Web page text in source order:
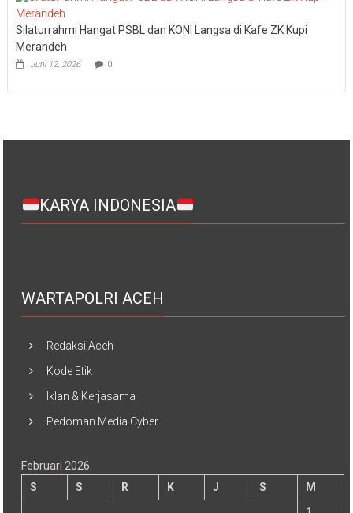
Silaturrahmi Hangat PSBL dan KONI Langsa di Kafe ZK Kupi
Merandeh
Juni 12, 2026 0
KARYA INDONESIA
WARTAPOLRI ACEH
Redaksi Aceh
Kode Etik
Iklan & Kerjasama
Pedoman Media Cyber
Februari 2026
S
S R K J S
M